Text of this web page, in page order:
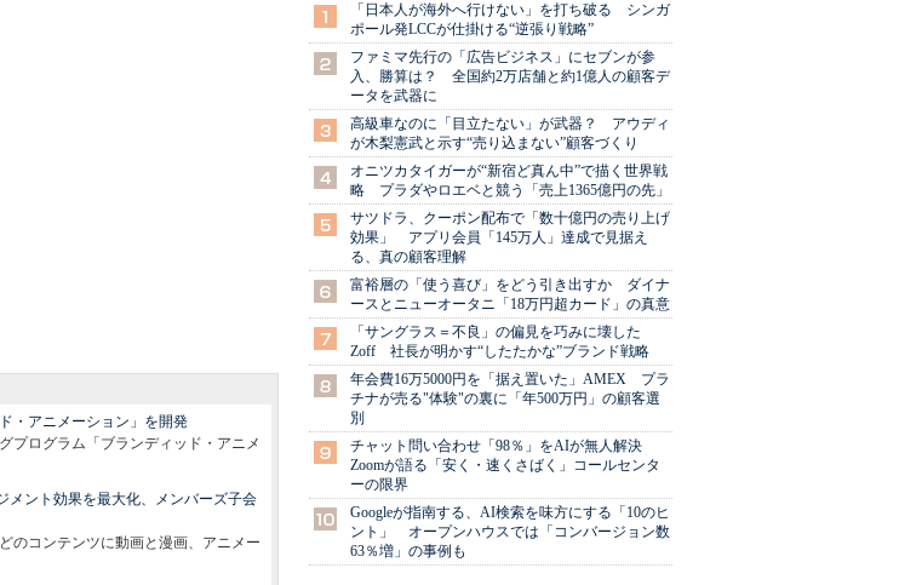
・アニメーション」を開発
プログラム「ブランディッド・アニメ
メント効果を最大化、メンバーズ子会
のコンテンツに動画と漫画、アニメー
「日本人が海外へ行けない」を打ち破る シンガ
ポール発LCCが仕掛ける“逆張り戦略”
ファミマ先行の「広告ビジネス」にセブンが参
入、勝算は？ 全国約2万店舗と約1億人の顧客デ
ータを武器に
高級車なのに「目立たない」が武器？ アウディ
が木梨憲武と示す“売り込まない”顧客づくり
オニツカタイガーが“新宿ど真ん中”で描く世界戦
略 プラダやロエベと競う「売上1365億円の先」
サツドラ、クーポン配布で「数十億円の売り上げ
効果」 アプリ会員「145万人」達成で見据え
る、真の顧客理解
富裕層の「使う喜び」をどう引き出すか ダイナ
ースとニューオータニ「18万円超カード」の真意
「サングラス＝不良」の偏見を巧みに壊した
Zoff 社長が明かす“したたかな”ブランド戦略
年会費16万5000円を「据え置いた」AMEX プラ
チナが売る"体験"の裏に「年500万円」の顧客選
別
チャット問い合わせ「98％」をAIが無人解決
Zoomが語る「安く・速くさばく」コールセンタ
ーの限界
Googleが指南する、AI検索を味方にする「10のヒ
ント」 オープンハウスでは「コンバージョン数
63％増」の事例も